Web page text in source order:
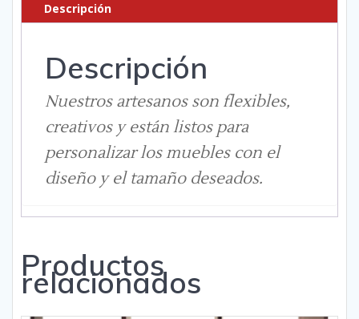
Descripción
Descripción
Nuestros artesanos son flexibles,
creativos y están listos para
personalizar los muebles con el
diseño y el tamaño deseados.
Productos
relacionados